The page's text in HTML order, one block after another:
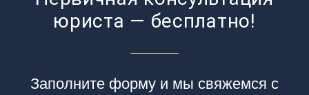
юриста — бесплатно!
Заполните форму и мы свяжемся с